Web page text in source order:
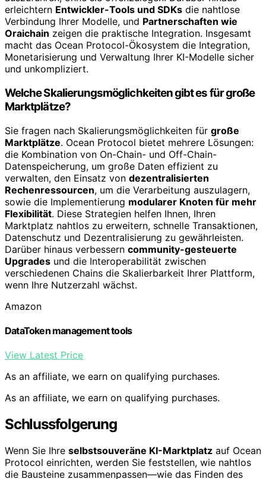
erleichtern Entwickler-Tools und SDKs die nahtlose
Verbindung Ihrer Modelle, und Partnerschaften wie
Oraichain zeigen die praktische Integration. Insgesamt
macht das Ocean Protocol-Ökosystem die Integration,
Monetarisierung und Verwaltung Ihrer KI-Modelle sicher
und unkompliziert.
Welche Skalierungsmöglichkeiten gibt es für große
Marktplätze?
Sie fragen nach Skalierungsmöglichkeiten für große
Marktplätze. Ocean Protocol bietet mehrere Lösungen:
die Kombination von On-Chain- und Off-Chain-
Datenspeicherung, um große Daten effizient zu
verwalten, den Einsatz von dezentralisierten
Rechenressourcen, um die Verarbeitung auszulagern,
sowie die Implementierung modularer Knoten für mehr
Flexibilität. Diese Strategien helfen Ihnen, Ihren
Marktplatz nahtlos zu erweitern, schnelle Transaktionen,
Datenschutz und Dezentralisierung zu gewährleisten.
Darüber hinaus verbessern community-gesteuerte
Upgrades und die Interoperabilität zwischen
verschiedenen Chains die Skalierbarkeit Ihrer Plattform,
wenn Ihre Nutzerzahl wächst.
Amazon
DataToken management tools
View Latest Price
As an affiliate, we earn on qualifying purchases.
As an affiliate, we earn on qualifying purchases.
Schlussfolgerung
Wenn Sie Ihre selbstsouveräne KI-Marktplatz auf Ocean
Protocol einrichten, werden Sie feststellen, wie nahtlos
die Bausteine zusammenpassen—wie das Finden des